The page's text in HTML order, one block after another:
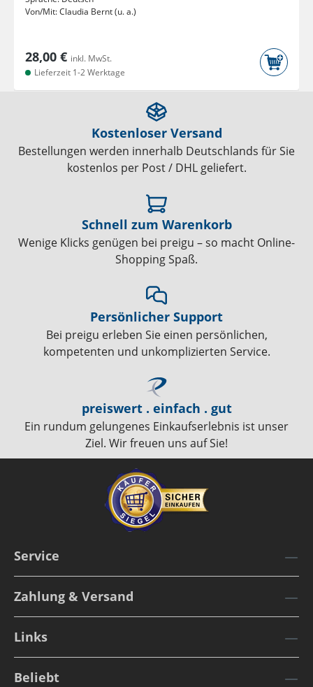
Von/Mit:Claudia Bernt (u. a.)
28,00 € inkl. MwSt.
Lieferzeit 1-2 Werktage
Kostenloser Versand
Bestellungen werden innerhalb Deutschlands für Sie
kostenlos per Post / DHL geliefert.
Schnell zum Warenkorb
Wenige Klicks genügen bei preigu – so macht Online-
Shopping Spaß.
Persönlicher Support
Bei preigu erleben Sie einen persönlichen,
kompetenten und unkomplizierten Service.
preiswert . einfach . gut
Ein rundum gelungenes Einkaufserlebnis ist unser
Ziel. Wir freuen uns auf Sie!
Service
Zahlung & Versand
Links
Beliebt